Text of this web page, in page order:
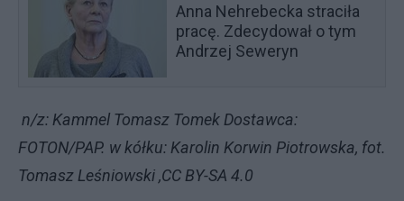
Anna Nehrebecka straciła
pracę. Zdecydował o tym
Andrzej Seweryn
n/z: Kammel Tomasz Tomek Dostawca:
FOTON/PAP. w kółku: Karolin Korwin Piotrowska, fot.
Tomasz Leśniowski ,CC BY-SA 4.0